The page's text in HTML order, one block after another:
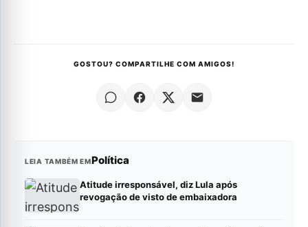
GOSTOU? COMPARTILHE COM AMIGOS!
LEIA TAMBÉM EMPolítica
Atitude irresponsável, diz Lula após
revogação de visto de embaixadora